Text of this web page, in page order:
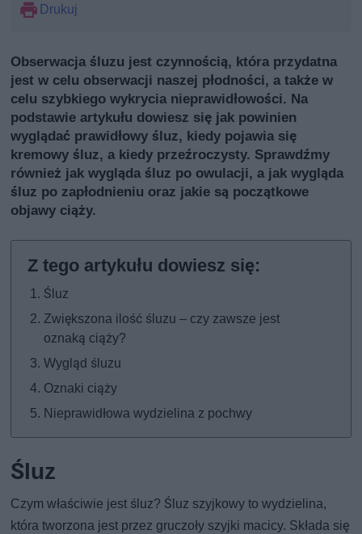
Drukuj
Obserwacja śluzu jest czynnością, która przydatna
jest w celu obserwacji naszej płodności, a także w
celu szybkiego wykrycia nieprawidłowości. Na
podstawie artykułu dowiesz się jak powinien
wyglądać prawidłowy śluz, kiedy pojawia się
kremowy śluz, a kiedy przeźroczysty. Sprawdźmy
również jak wygląda śluz po owulacji, a jak wygląda
śluz po zapłodnieniu oraz jakie są początkowe
objawy ciąży.
Śluz
Zwiększona ilość śluzu – czy zawsze jest
oznaką ciąży?
Wygląd śluzu
Oznaki ciąży
Nieprawidłowa wydzielina z pochwy
Śluz
Czym właściwie jest śluz? Śluz szyjkowy to wydzielina,
która tworzona jest przez gruczoły szyjki macicy. Składa się